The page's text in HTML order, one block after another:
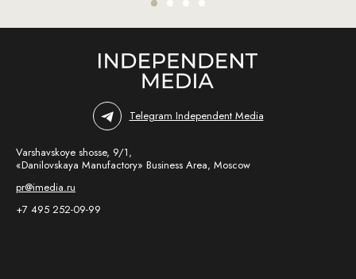
Telegram Independent Media
Varshavskoye shosse, 9/1,
«Danilovskaya Manufactory» Business Area, Moscow
pr@imedia.ru
+7 495 252-09-99